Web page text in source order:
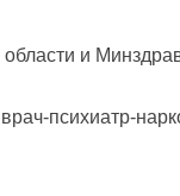
и
психиатр-